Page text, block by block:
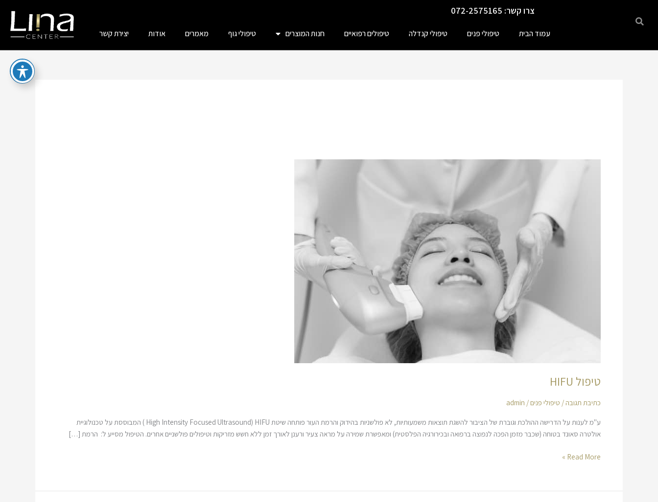
צרו קשר: 072-2575165
עמוד הבית טיפולי פנים טיפולי קנדלה טיפולים רפואיים חנות המוצרים טיפולי גוף מאמרים אודות יצירת קשר
טיפול HIFU
כתיבת תגובה/ טיפולי פנים/
admin
ע"מ לענות על הדרישה ההולכת וגוברת של הציבור להשגת תוצאות משמעותיות, לא פולשניות בהידוק והרמת העור פותחה שיטת High Intensity Focused Ultrasound) HIFU ) המבוססת על טכנולוגיית
אולטרה סאונד בטוחה (שכבר מזמן הפכה לנפוצה ברפואה ובכירורגיה הפלסטית) ומאפשרת שמירה על מראה צעיר ורענן לאורך זמן ללא חשש מזריקות וטיפולים פולשניים אחרים. הטיפול מסייע ל: הרמת […]
Read More »